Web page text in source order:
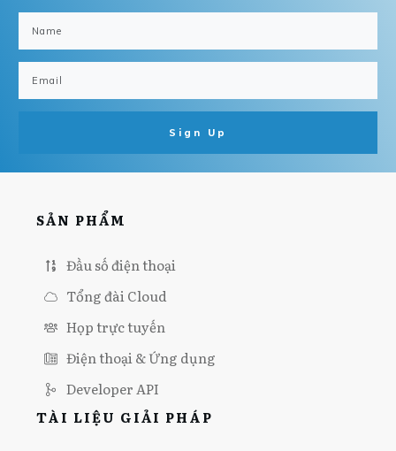
Sign Up
SẢN PHẨM
Đầu số điện thoại
Tổng đài Cloud
Họp trực tuyến
Điện thoại & Ứng dụng
Developer API
TÀI LIỆU GIẢI PHÁP